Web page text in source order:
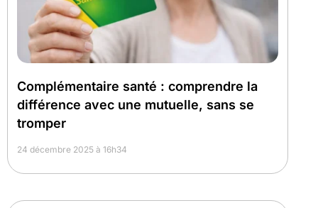
Complémentaire santé : comprendre la
différence avec une mutuelle, sans se
tromper
24 décembre 2025 à 16h34